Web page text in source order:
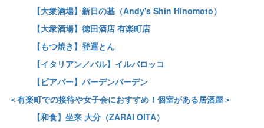
【大衆酒場】新日の基（Andy's Shin Hinomoto）
【大衆酒場】徳田酒店 有楽町店
【もつ焼き】登運とん
【イタリアン／バル】イルバロッコ
【ビアバー】バーデンバーデン
＜有楽町での接待や女子会におすすめ！個室がある居酒屋＞
【和食】坐来 大分（ZARAI OITA）